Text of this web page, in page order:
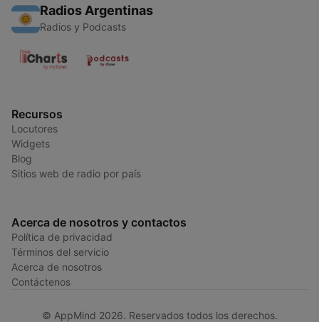
Radios Argentinas
Radios y Podcasts
Recursos
Locutores
Widgets
Blog
Sitios web de radio por país
Acerca de nosotros y contactos
Política de privacidad
Términos del servicio
Acerca de nosotros
Contáctenos
© AppMind 2026. Reservados todos los derechos.